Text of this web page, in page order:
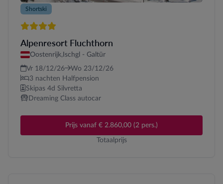
Shortski
4 sterren
Alpenresort Fluchthorn
Oostenrijk, Ischgl - Galtür
Vr 18/12/26
Wo 23/12/26
3 nachten Halfpension
Skipas 4d Silvretta
Dreaming Class autocar
Prijs vanaf € 2.860,00 (2 pers.)
Totaalprijs